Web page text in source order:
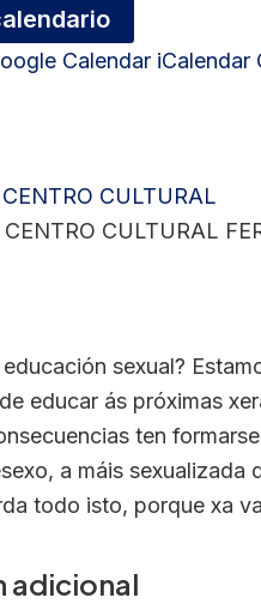
Calendar iCalendar
CULTURAL
CULTURAL
sexual?
educar ás próximas
ten
a máis sexualizada
todo isto, porque xa
adicional